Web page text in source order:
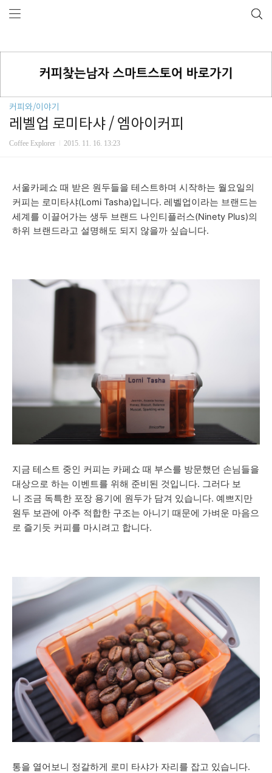
커피와/이야기
레벨업 로미타샤 / 엠아이커피
Coffee Explorer 2015. 11. 16. 13:23
서울카페쇼 때 받은 원두들을 테스트하며 시작하는 월요일의
커피는 로미타샤(Lomi Tasha)입니다. 레벨업이라는 브랜드는
세계를 이끌어가는 생두 브랜드 나인티플러스(Ninety Plus)의
하위 브랜드라고 설명해도 되지 않을까 싶습니다.
지금 테스트 중인 커피는 카페쇼 때 부스를 방문했던 손님들을
대상으로 하는 이벤트를 위해 준비된 것입니다. 그러다 보
니 조금 독특한 포장 용기에 원두가 담겨 있습니다. 예쁘지만
원두 보관에 아주 적합한 구조는 아니기 때문에 가벼운 마음으
로 즐기듯 커피를 마시려고 합니다.
통을 열어보니 정갈하게 로미 타샤가 자리를 잡고 있습니다.